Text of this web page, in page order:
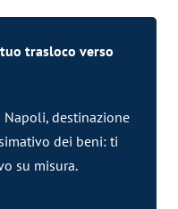
trasloco verso
Napoli, destinazione
dei beni: ti
su misura.